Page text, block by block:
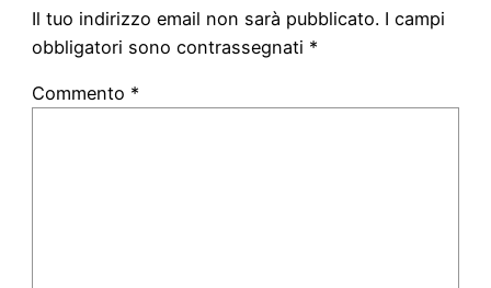
Il tuo indirizzo email non sarà pubblicato. I campi
obbligatori sono contrassegnati *
Commento *